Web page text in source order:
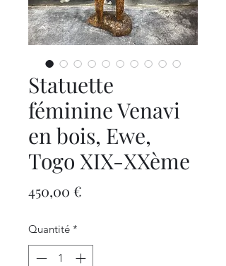
Statuette
féminine Venavi
en bois, Ewe,
Togo XIX-XXème
450,00 €
Quantité *